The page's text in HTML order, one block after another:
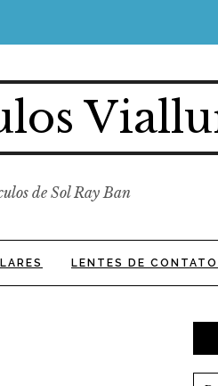
de Sol Ray Ban
LENTES DE CONTATO